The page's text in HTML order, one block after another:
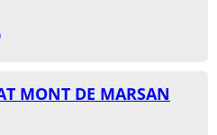
MONT DE MARSAN